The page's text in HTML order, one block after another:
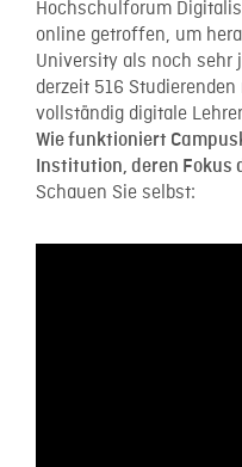
Hochschulforum
online getroffen, um
University als noch sehr
derzeit 516
vollständig digitale
Wie funktioniert
Institution, deren Fokus
Schauen Sie selbst: